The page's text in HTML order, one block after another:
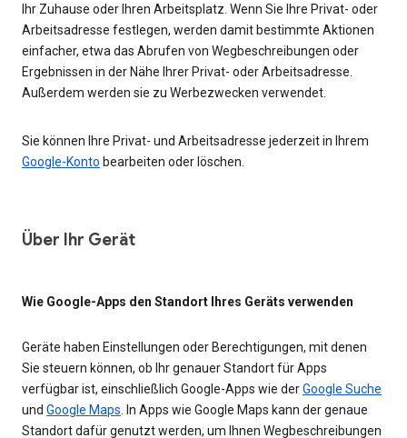
Ihr Zuhause oder Ihren Arbeitsplatz. Wenn Sie Ihre Privat- oder
Arbeitsadresse festlegen, werden damit bestimmte Aktionen
einfacher, etwa das Abrufen von Wegbeschreibungen oder
Ergebnissen in der Nähe Ihrer Privat- oder Arbeitsadresse.
Außerdem werden sie zu Werbezwecken verwendet.
Sie können Ihre Privat- und Arbeitsadresse jederzeit in Ihrem
Google-Konto bearbeiten oder löschen.
Über Ihr Gerät
Wie Google-Apps den Standort Ihres Geräts verwenden
Geräte haben Einstellungen oder Berechtigungen, mit denen
Sie steuern können, ob Ihr genauer Standort für Apps
verfügbar ist, einschließlich Google-Apps wie derGoogle Suche
und Google Maps. In Apps wie Google Maps kann der genaue
Standort dafür genutzt werden, um Ihnen Wegbeschreibungen